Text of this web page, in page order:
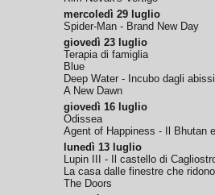
mercoledì 29 luglio
Spider-Man - Brand New Day
giovedì 23 luglio
Terapia di famiglia
Blue
Deep Water - Incubo dagli abissi
A New Dawn
giovedì 16 luglio
Odissea
Agent of Happiness - Il Bhutan
lunedì 13 luglio
Lupin III - Il castello di
La casa dalle finestre che ridono
The Doors